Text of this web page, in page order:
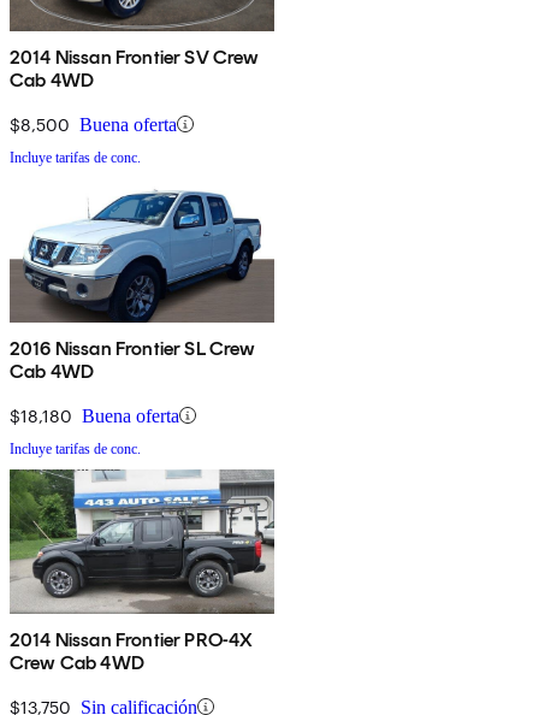
2014 Nissan Frontier SV Crew
Cab 4WD
$8,500 Buena oferta
Incluye tarifas de conc.
2016 Nissan Frontier SL Crew
Cab 4WD
$18,180 Buena oferta
Incluye tarifas de conc.
2014 Nissan Frontier PRO-4X
Crew Cab 4WD
$13,750 Sin calificación